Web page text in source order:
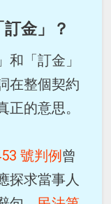
金」？
「訂金」
在整個契約
的意思。
號判例曾
探求當事人